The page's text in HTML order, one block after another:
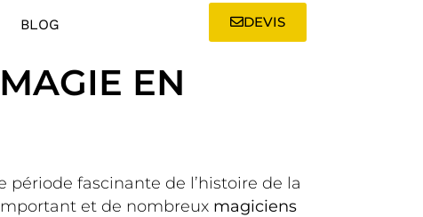
BLOG DEVIS
EN
période fascinante de l’histoire de la
et de nombreux magiciens